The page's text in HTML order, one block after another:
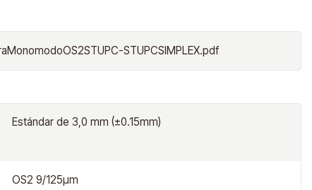
STUPCSIMPLEX.pdf
Estándar de 3,0 mm (±0.15mm)
OS2 9/125μm